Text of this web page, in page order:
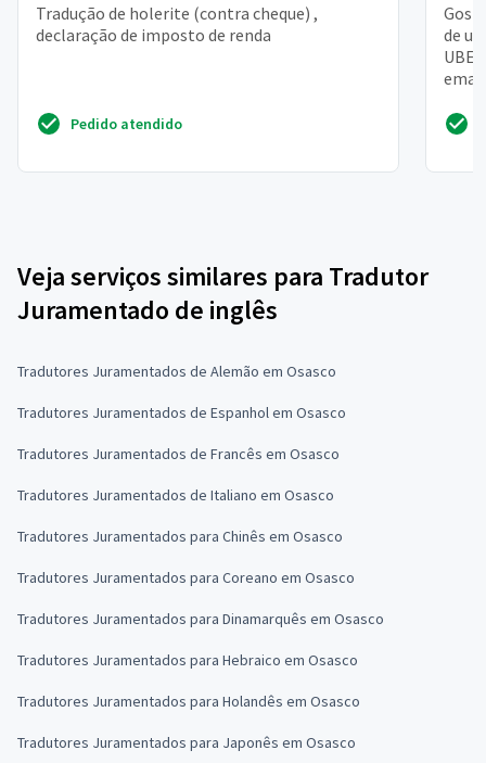
Tradução de holerite (contra cheque) ,
declaração de imposto de renda
Pedido atendido
de
Veja serviços similares para Tradutor
Juramentado de inglês
Tradutores Juramentados de Alemão em Osasco
Tradutores Juramentados de Espanhol em Osasco
Tradutores Juramentados de Francês em Osasco
Tradutores Juramentados de Italiano em Osasco
Tradutores Juramentados para Chinês em Osasco
Tradutores Juramentados para Coreano em Osasco
Tradutores Juramentados para Dinamarquês em Osasco
Tradutores Juramentados para Hebraico em Osasco
Tradutores Juramentados para Holandês em Osasco
Tradutores Juramentados para Japonês em Osasco